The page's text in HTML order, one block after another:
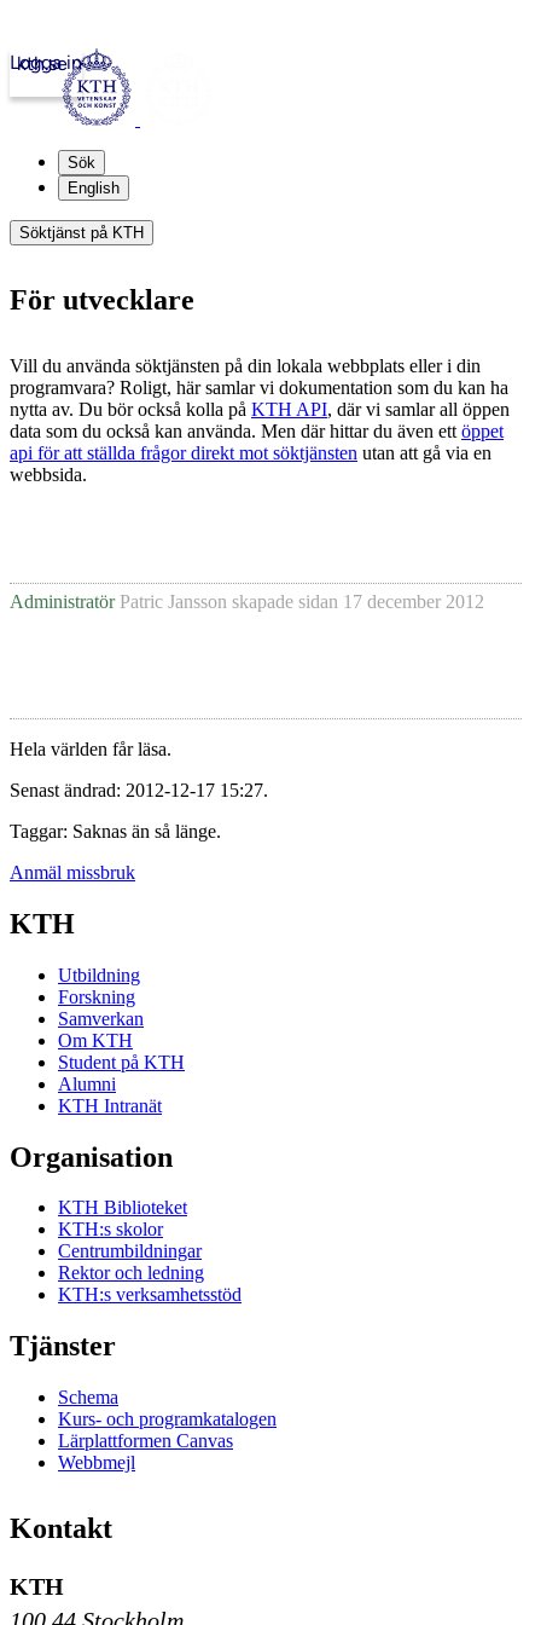
kth.se
Logga in
Sök
English
Söktjänst på KTH
För utvecklare
Vill du använda söktjänsten på din lokala webbplats eller i din
programvara? Roligt, här samlar vi dokumentation som du kan ha
nytta av. Du bör också kolla på KTH API, där vi samlar all öppen
data som du också kan använda. Men där hittar du även ett öppet
api för att ställda frågor direkt mot söktjänsten utan att gå via en
webbsida.
Administratör Patric Jansson skapade sidan 17 december 2012
Hela världen får läsa.
Senast ändrad: 2012-12-17 15:27.
Taggar: Saknas än så länge.
Anmäl missbruk
KTH
Utbildning
Forskning
Samverkan
Om KTH
Student på KTH
Alumni
KTH Intranät
Organisation
KTH Biblioteket
KTH:s skolor
Centrumbildningar
Rektor och ledning
KTH:s verksamhetsstöd
Tjänster
Schema
Kurs- och programkatalogen
Lärplattformen Canvas
Webbmejl
Kontakt
KTH